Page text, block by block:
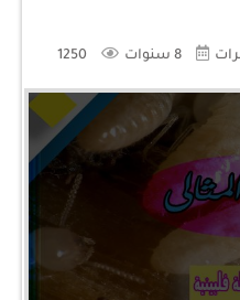
8 سنوات